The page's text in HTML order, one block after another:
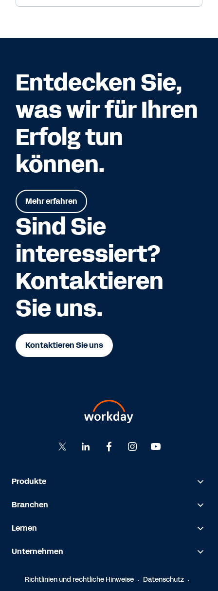
Entdecken Sie,
was wir für Ihren
Erfolg tun
können.
Mehr erfahren
Sind Sie
interessiert?
Kontaktieren
Sie uns.
Kontaktieren Sie uns
Produkte
Branchen
Lernen
Unternehmen
Richtlinien und rechtliche Hinweise
Datenschutz